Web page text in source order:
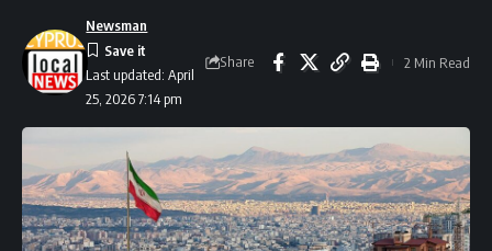
Last updated: April
25, 2026 7:14 pm
Newsman
Share 2 Min Read